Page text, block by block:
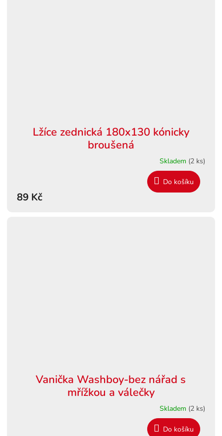
Lžíce zednická 180x130 kónicky
broušená
Skladem (2 ks)
89 Kč
Do košíku
Vanička Washboy-bez nářad s
mřížkou a válečky
Skladem (2 ks)
Do košíku